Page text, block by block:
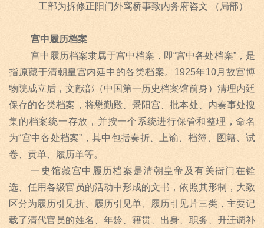
工部为拆修正阳门外窎桥事致内务府咨文 （局部）
宫中履历档案
宫中履历档案隶属于宫中档案，即“宫中各处档案”，是
指原藏于清朝皇宫内廷中的各类档案。 1925年10月故宫博
物院成立后，文献部（中国第一历史档案馆前身）清理内廷
保存的各类档案，将懋勤殿、景阳宫、批本处、内奏事处搜
集的档案统一存放，并按一个系统进行保管和整理，命名
为“宫中各处档案” ，其中包括奏折、上谕、档簿、图籍、试
卷、贡单、履历单等。
一史馆藏宫中履历档案是清朝皇帝及有关衙门在铨
选、任用各级官员的活动中形成的文书，依照其形制，大致
区分为履历引见折、履历引见单、履历引见片三类，主要记
载了清代官员的姓名、年龄、籍贯、出身、职务、升迁调补